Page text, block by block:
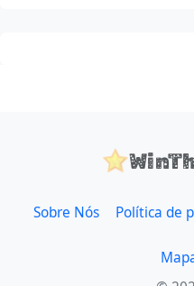
Sobre Nós Política de